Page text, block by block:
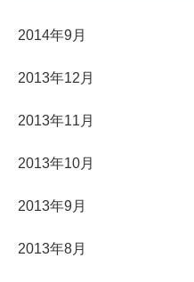
2014年9月
2013年12月
2013年11月
2013年10月
2013年9月
2013年8月